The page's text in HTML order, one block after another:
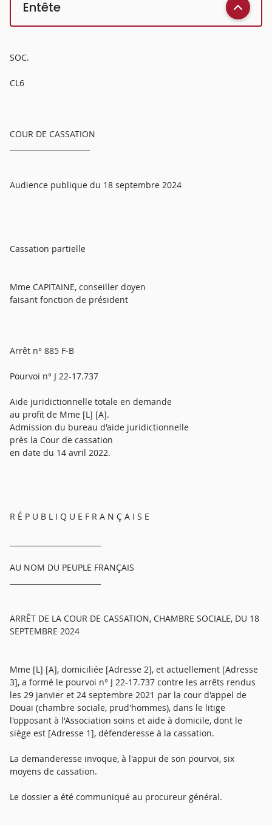
Entête
SOC.
CL6
COUR DE CASSATION
Audience publique du 18 septembre 2024
Cassation partielle
Mme CAPITAINE, conseiller doyen
faisant fonction de président
Arrêt n° 885 F-B
Pourvoi n° J 22-17.737
Aide juridictionnelle totale en demande
au profit de Mme [L] [A].
Admission du bureau d'aide juridictionnelle
près la Cour de cassation
en date du 14 avril 2022.
R É P U B L I Q U E F R A N Ç A I S E
AU NOM DU PEUPLE FRANÇAIS
ARRÊT DE LA COUR DE CASSATION, CHAMBRE SOCIALE, DU 18
SEPTEMBRE 2024
Mme [L] [A], domiciliée [Adresse 2], et actuellement [Adresse
3], a formé le pourvoi n° J 22-17.737 contre les arrêts rendus
les 29 janvier et 24 septembre 2021 par la cour d'appel de
Douai (chambre sociale, prud'hommes), dans le litige
l'opposant à l'Association soins et aide à domicile, dont le
siège est [Adresse 1], défenderesse à la cassation.
La demanderesse invoque, à l'appui de son pourvoi, six
moyens de cassation.
Le dossier a été communiqué au procureur général.